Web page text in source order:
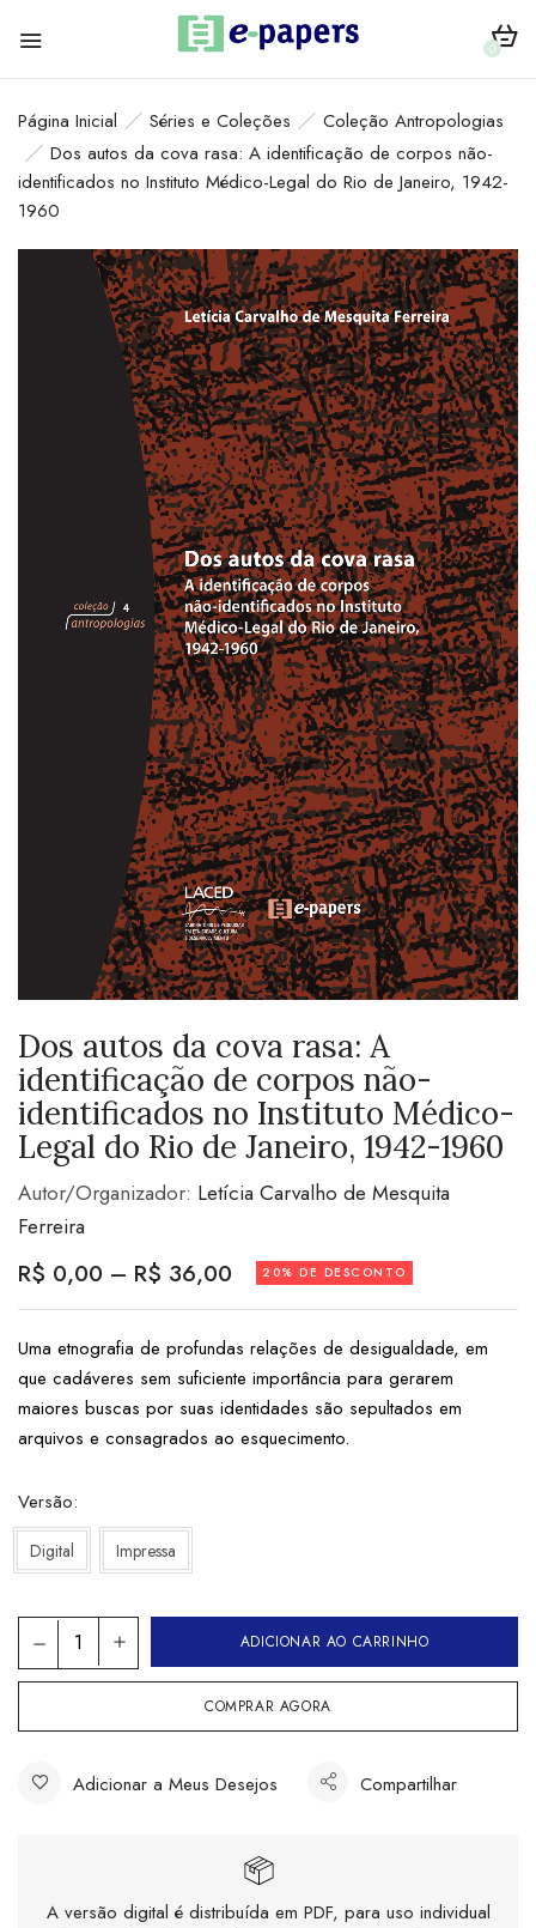
0
Página Inicial Séries e Coleções
Coleção Antropologias
Dos autos da cova rasa: A identificação de corpos não-
identificados no Instituto Médico-Legal do Rio de Janeiro, 1942-
1960
Dos autos da cova rasa: A
identificação de corpos não-
identificados no Instituto Médico-
Legal do Rio de Janeiro, 1942-1960
Autor/Organizador: Letícia Carvalho de Mesquita
Ferreira
R$ 0,00 – R$ 36,00 20% DE DESCONTO
Uma etnografia de profundas relações de desigualdade, em
que cadáveres sem suficiente importância para gerarem
maiores buscas por suas identidades são sepultados em
arquivos e consagrados ao esquecimento.
Versão
Digital Impressa
ADICIONAR AO CARRINHO
COMPRAR AGORA
Adicionar a Meus Desejos Compartilhar
A versão digital é distribuída em PDF, para uso individual